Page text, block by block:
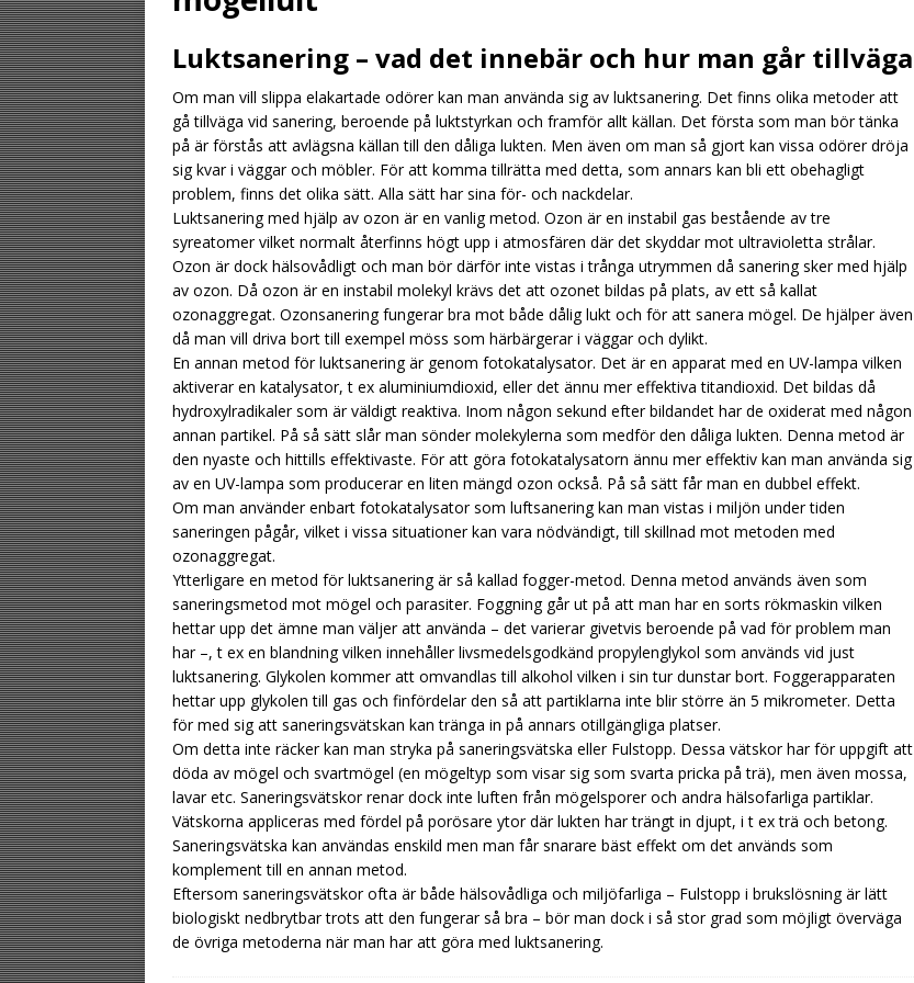
gästen
UNCATEGORIZED
[ August 1, 2026 ] Aromhusets stilldrink: från “dyr läsk” till “smart dryckesval”
UNCATEGORIZED
[ August 6, 2026 ] Aromhusets stilldrink låter dig styra prisbilden på din lunchdryck
UNCATEGORIZED
Luktsanering – vad det innebär och hur man går tillväga
Om man vill slippa elakartade odörer kan man använda sig av luktsanering. Det finns olika metoder att
gå tillväga vid sanering, beroende på luktstyrkan och framför allt källan. Det första som man bör tänka
på är förstås att avlägsna källan till den dåliga lukten. Men även om man så gjort kan vissa odörer dröja
sig kvar i väggar och möbler. För att komma tillrätta med detta, som annars kan bli ett obehagligt
problem, finns det olika sätt. Alla sätt har sina för- och nackdelar.
Luktsanering med hjälp av ozon är en vanlig metod. Ozon är en instabil gas bestående av tre
syreatomer vilket normalt återfinns högt upp i atmosfären där det skyddar mot ultravioletta strålar.
Ozon är dock hälsovådligt och man bör därför inte vistas i trånga utrymmen då sanering sker med hjälp
av ozon. Då ozon är en instabil molekyl krävs det att ozonet bildas på plats, av ett så kallat
ozonaggregat. Ozonsanering fungerar bra mot både dålig lukt och för att sanera mögel. De hjälper även
då man vill driva bort till exempel möss som härbärgerar i väggar och dylikt.
En annan metod för luktsanering är genom fotokatalysator. Det är en apparat med en UV-lampa vilken
aktiverar en katalysator, t ex aluminiumdioxid, eller det ännu mer effektiva titandioxid. Det bildas då
hydroxylradikaler som är väldigt reaktiva. Inom någon sekund efter bildandet har de oxiderat med någon
annan partikel. På så sätt slår man sönder molekylerna som medför den dåliga lukten. Denna metod är
den nyaste och hittills effektivaste. För att göra fotokatalysatorn ännu mer effektiv kan man använda sig
av en UV-lampa som producerar en liten mängd ozon också. På så sätt får man en dubbel effekt.
Om man använder enbart fotokatalysator som luftsanering kan man vistas i miljön under tiden
saneringen pågår, vilket i vissa situationer kan vara nödvändigt, till skillnad mot metoden med
ozonaggregat.
Ytterligare en metod för luktsanering är så kallad fogger-metod. Denna metod används även som
saneringsmetod mot mögel och parasiter. Foggning går ut på att man har en sorts rökmaskin vilken
hettar upp det ämne man väljer att använda – det varierar givetvis beroende på vad för problem man
har –, t ex en blandning vilken innehåller livsmedelsgodkänd propylenglykol som används vid just
luktsanering. Glykolen kommer att omvandlas till alkohol vilken i sin tur dunstar bort. Foggerapparaten
hettar upp glykolen till gas och finfördelar den så att partiklarna inte blir större än 5 mikrometer. Detta
för med sig att saneringsvätskan kan tränga in på annars otillgängliga platser.
Om detta inte räcker kan man stryka på saneringsvätska eller Fulstopp. Dessa vätskor har för uppgift att
döda av mögel och svartmögel (en mögeltyp som visar sig som svarta pricka på trä), men även mossa,
lavar etc. Saneringsvätskor renar dock inte luften från mögelsporer och andra hälsofarliga partiklar.
Vätskorna appliceras med fördel på porösare ytor där lukten har trängt in djupt, i t ex trä och betong.
Saneringsvätska kan användas enskild men man får snarare bäst effekt om det används som
komplement till en annan metod.
Eftersom saneringsvätskor ofta är både hälsovådliga och miljöfarliga – Fulstopp i brukslösning är lätt
biologiskt nedbrytbar trots att den fungerar så bra – bör man dock i så stor grad som möjligt överväga
de övriga metoderna när man har att göra med luktsanering.